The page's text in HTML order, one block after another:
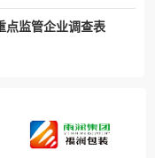
点监管企业调查表